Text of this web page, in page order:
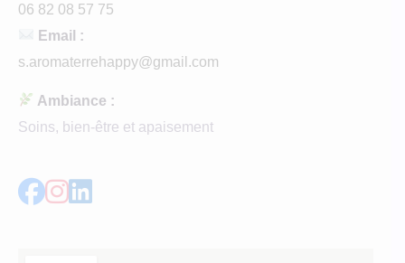
06 82 08 57 75
Email :
s.aromaterrehappy@gmail.com
Ambiance :
Soins, bien-être et apaisement